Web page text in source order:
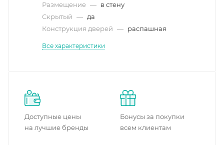
Размещение — в стену
Скрытый — да
Конструкция дверей — распашная
Все характеристики
Доступные цены
на лучшие бренды
Бонусы за покупки
всем клиентам